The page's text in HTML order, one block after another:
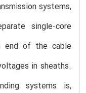
systems,
single-core
end of the cable
in sheaths.
systems is,